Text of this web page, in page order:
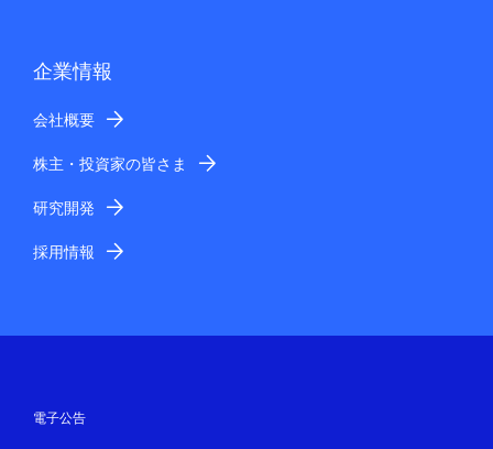
企業情報
会社概要
株主・投資家の皆さま
研究開発
採用情報
電子公告